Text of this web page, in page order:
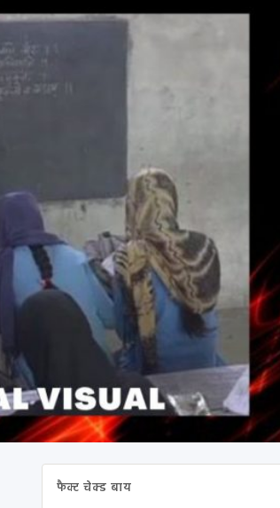
फैक्ट चेक्ड बाय